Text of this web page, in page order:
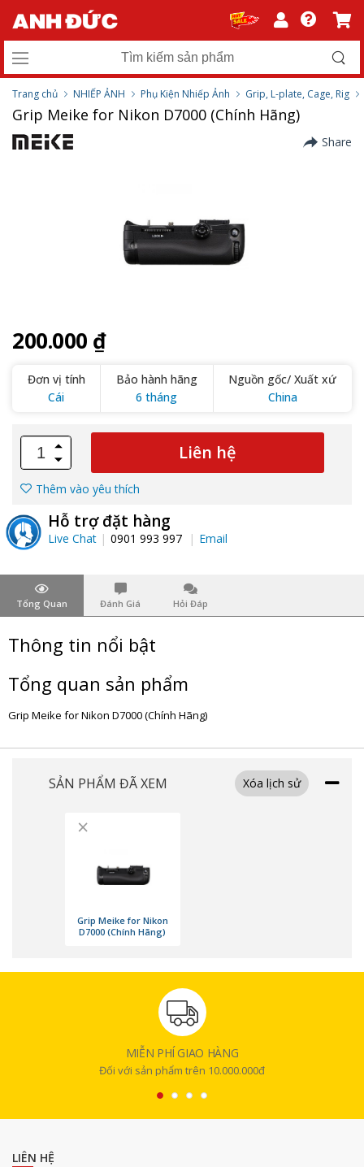
Trang chủ NHIẾP ẢNH Phụ Kiện Nhiếp Ảnh Grip, L-plate, Cage, Rig
Grip Meike for Nikon D7000 (Chính Hãng)
Share
200.000 ₫
Đơn vị tính
Cái
Bảo hành hãng
6 tháng
Nguồn gốc/ Xuất xứ
China
Liên hệ
Thêm vào yêu thích
Hỗ trợ đặt hàng
Live Chat 0901 993 997 Email
Tổng Quan Đánh Giá Hỏi Đáp
Thông tin nổi bật
Tổng quan sản phẩm
Grip Meike for Nikon D7000 (Chính Hãng)
SẢN PHẨM ĐÃ XEM Xóa lịch sử
×
Grip Meike for Nikon
D7000 (Chính Hãng)
MIỄN PHÍ GIAO HÀNG
Đối với sản phẩm trên 10.000.000đ
LIÊN HỆ